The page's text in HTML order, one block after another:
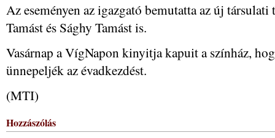
Az eseményen az igazgató bemutatta az új társulati
Tamást és Sághy Tamást is.
Vasárnap a VígNapon kinyitja kapuit a színház,
ünnepeljék az évadkezdést.
(MTI)
Hozzászólás